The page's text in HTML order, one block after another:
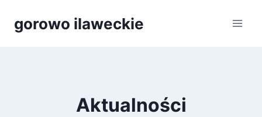
gorowo ilaweckie
Aktualności